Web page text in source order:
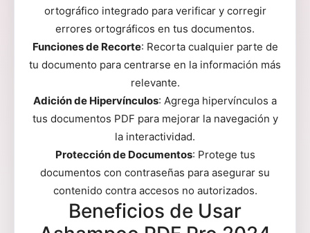
ortográfico integrado para verificar y corregir
errores ortográficos en tus documentos.
Funciones de Recorte: Recorta cualquier parte de
tu documento para centrarse en la información más
relevante.
Adición de Hipervínculos: Agrega hipervínculos a
tus documentos PDF para mejorar la navegación y
la interactividad.
Protección de Documentos: Protege tus
documentos con contraseñas para asegurar su
contenido contra accesos no autorizados.
Beneficios de Usar